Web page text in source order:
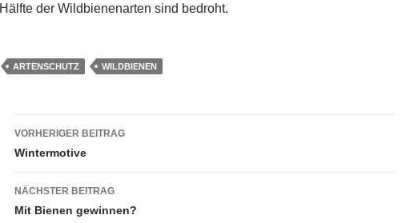
Hälfte der Wildbienenarten sind bedroht.
ARTENSCHUTZ WILDBIENEN
Beitragsnavigation
VORHERIGER BEITRAG
Wintermotive
NÄCHSTER BEITRAG
Mit Bienen gewinnen?